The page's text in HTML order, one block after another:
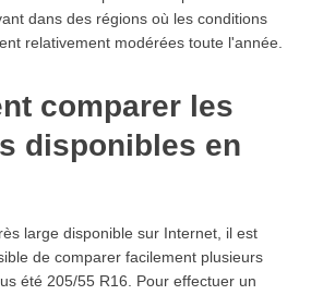
dans des régions où les conditions
relativement modérées toute l'année.
comparer les
disponibles en
large disponible sur Internet, il est
de comparer facilement plusieurs
été 205/55 R16. Pour effectuer un